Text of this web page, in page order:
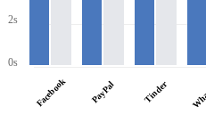
2s
0s
Facebook PayPal Tinder